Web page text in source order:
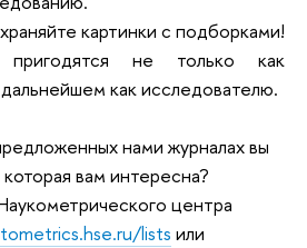
картинки с подборками!
не только как
как исследователю.
нами журналах вы
вам интересна?
центра
lists или